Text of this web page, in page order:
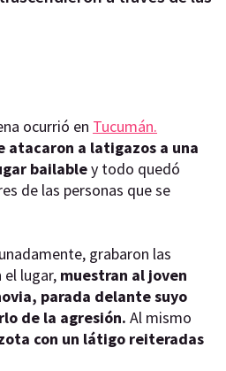
ocurrió en Tucumán.
atacaron a latigazos a una
bailabley todo quedó
de las personas que se
grabaron las
el lugar, muestran al joven
parada delante suyo
de la agresión. Al mismo
con un látigo reiteradas